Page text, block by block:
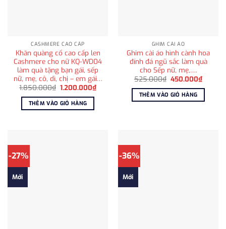
CASHMERE CAO CẤP
Khăn quàng cổ cao cấp len
Cashmere cho nữ KQ-WD04
làm quà tặng bạn gái, sếp
nữ, mẹ, cô, dì, chị – em gái…
1.850.000₫ Giá
là:
1.850.000₫.
1.200.000₫Giá
hiện
THÊM VÀO GIỎ HÀNG
GHIM CÀI ÁO
Ghim cài áo hình cành hoa
đính đá ngũ sắc làm quà
cho Sếp nữ, mẹ,….
525.000₫ Giá
là:
525.000₫.
450.000₫Giá
hiện
tại
THÊM VÀO GIỎ HÀNG
-27%
Mới
-36%
Mới